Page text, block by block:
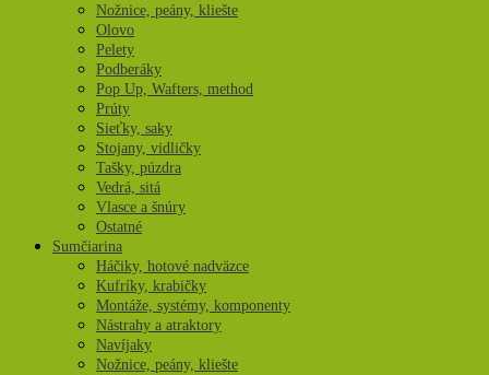
Nožnice, peány, kliešte
Olovo
Pelety
Podberáky
Pop Up, Wafters, method
Prúty
Sieťky, saky
Stojany, vidličky
Tašky, púzdra
Vedrá, sitá
Vlasce a šnúry
Ostatné
Sumčiarina
Háčiky, hotové nadväzce
Kufríky, krabičky
Montáže, systémy, komponenty
Nástrahy a atraktory
Navíjaky
Nožnice, peány, kliešte